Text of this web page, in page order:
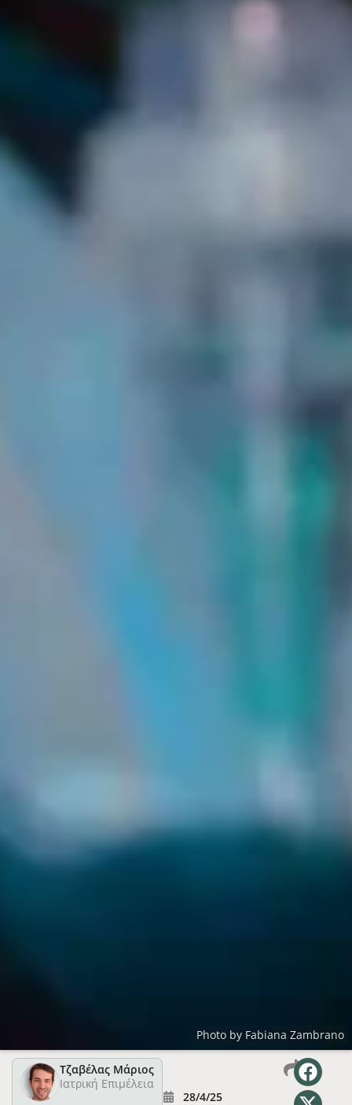
Photo by Fabiana Zambrano
Τζαβέλας Μάριος
Ιατρική Επιμέλεια
28/4/25